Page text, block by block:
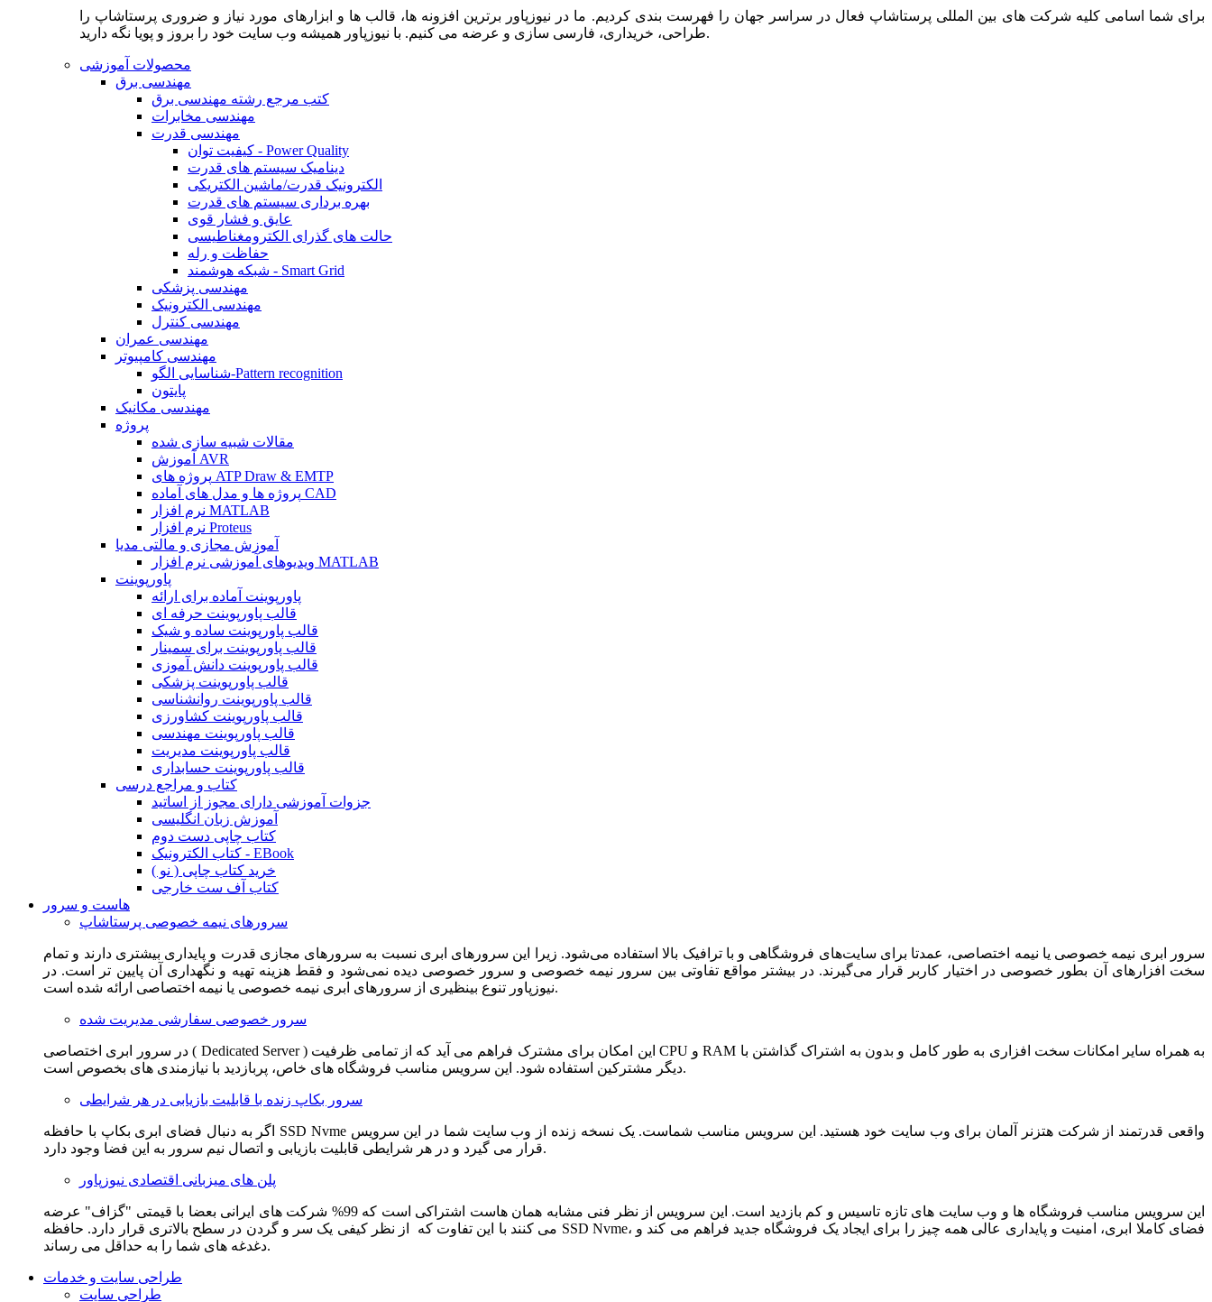
برای شما اسامی کلیه شرکت های بین المللی پرستاشاپ فعال در سراسر جهان را فهرست بندی کردیم. ما در نیوزپاور برترین افزونه ها، قالب ها و ابزارهای مورد نیاز و ضروری پرستاشاپ را
طراحی، خریداری، فارسی سازی و عرضه می کنیم. با نیوزپاور همیشه وب سایت خود را بروز و پویا نگه دارید.
محصولات آموزشی
مهندسی برق
کتب مرجع رشته مهندسی برق
مهندسی مخابرات
مهندسی قدرت
کیفیت توان - Power Quality
دینامیک سیستم های قدرت
الکترونیک قدرت/ماشین الکتریکی
بهره برداری سیستم های قدرت
عایق و فشار قوی
حالت های گذرای الکترومغناطیسی
حفاظت و رله
شبکه هوشمند - Smart Grid
مهندسی پزشکی
مهندسی الکترونیک
مهندسی کنترل
مهندسی عمران
مهندسی کامپیوتر
شناسایی الگو-Pattern recognition
پایتون
مهندسی مکانیک
پروژه
مقالات شبیه سازی شده
آموزش AVR
پروژه های ATP Draw & EMTP
پروژه ها و مدل های آماده CAD
نرم افزار MATLAB
نرم افزار Proteus
آموزش مجازی و مالتی مدیا
ویدیوهای آموزشی نرم افزار MATLAB
پاورپوینت
پاورپوینت آماده برای ارائه
قالب پاورپوینت حرفه ای
قالب پاورپوینت ساده و شیک
قالب پاورپوینت برای سمینار
قالب پاورپوینت دانش آموزی
قالب پاورپوینت پزشکی
قالب پاورپوینت روانشناسی
قالب پاورپوینت کشاورزی
قالب پاورپوینت مهندسی
قالب پاورپوینت مدیریت
قالب پاورپوینت حسابداری
کتاب و مراجع درسی
جزوات آموزشی دارای مجوز از اساتید
آموزش زبان انگلیسی
کتاب چاپی دست دوم
کتاب الکترونیک - EBook
خرید کتاب چاپی ( نو )
کتاب آف ست خارجی
هاست و سرور
سرورهای نیمه خصوصی پرستاشاپ
سرور ابری نیمه خصوصی یا نیمه اختصاصی، عمدتا برای سایت‌های فروشگاهی و با ترافیک بالا استفاده می‌شود. زیرا این سرورهای ابری نسبت به سرورهای مجازی قدرت و پایداری بیشتری دارند و تمام
سخت افزارهای آن بطور خصوصی در اختیار کاربر قرار می‌گیرند. در بیشتر مواقع تفاوتی بین سرور نیمه خصوصی و سرور خصوصی دیده نمی‌شود و فقط هزینه تهیه و نگهداری آن پایین تر است. در
نیوزپاور تنوع بینظیری از سرورهای ابری نیمه خصوصی یا نیمه اختصاصی ارائه شده است.
سرور خصوصی سفارشی مدیریت شده
در سرور ابری اختصاصی ( Dedicated Server ) این امکان برای مشترک فراهم می آید که از تمامی ظرفیت CPU و RAM به همراه سایر امکانات سخت افزاری به طور کامل و بدون به اشتراک گذاشتن با
دیگر مشترکین استفاده شود. این سرویس مناسب فروشگاه های خاص، پربازدید با نیازمندی های بخصوص است.
سرور بکاپ زنده با قابلیت بازیابی در هر شرایطی
اگر به دنبال فضای ابری بکاپ با حافظه SSD Nvme واقعی قدرتمند از شرکت هتزنر آلمان برای وب سایت خود هستید. این سرویس مناسب شماست. یک نسخه زنده از وب سایت شما در این سرویس
قرار می گیرد و در هر شرایطی قابلیت بازیابی و اتصال نیم سرور به این فضا وجود دارد.
پلن های میزبانی اقتصادی نیوزپاور
این سرویس مناسب فروشگاه ها و وب سایت های تازه تاسیس و کم بازدید است. این سرویس از نظر فنی مشابه همان هاست اشتراکی است که 99% شرکت های ایرانی بعضا با قیمتی "گزاف" عرضه
می کنند با این تفاوت که از نظر کیفی یک سر و گردن در سطح بالاتری قرار دارد. حافظه SSD Nvme، فضای کاملا ابری، امنیت و پایداری عالی همه چیز را برای ایجاد یک فروشگاه جدید فراهم می کند و
دغدغه های شما را به حداقل می رساند.
طراحی سایت و خدمات
طراحی سایت